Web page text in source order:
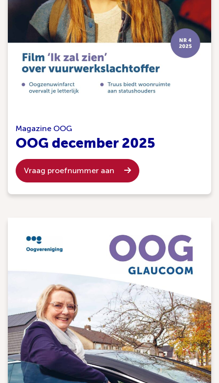
Magazine OOG
OOG december 2025
Vraag proefnummer aan